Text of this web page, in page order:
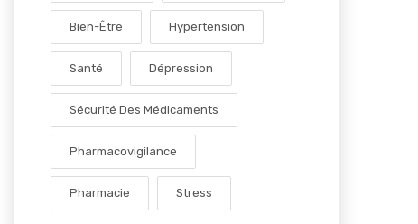
Bien-Être Hypertension
Santé Dépression
Sécurité Des Médicaments
Pharmacovigilance
Pharmacie Stress